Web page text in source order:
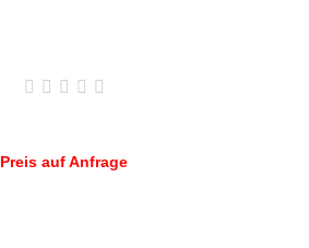
Preis auf Anfrage